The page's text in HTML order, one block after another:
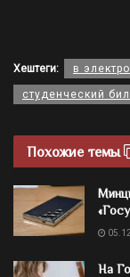
Хештеги: в
студенческий
Похожие темы
На